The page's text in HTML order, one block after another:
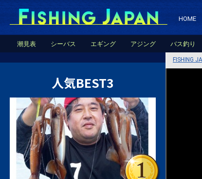
HOME
潮見表 シーバス エギング アジング バス釣り
FISHING
人気BEST3